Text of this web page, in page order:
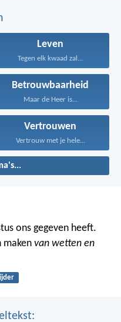
Leven
Tegen elk kwaad zal...
Betrouwbaarheid
Maar de Heer is...
Vertrouwen
Vertrouw met je hele...
ons gegeven heeft.
maken van wetten en